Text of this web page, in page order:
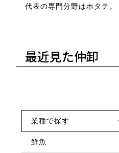
代表の専門分野はホタテ。
最近見た仲卸
業種で探す
鮮魚